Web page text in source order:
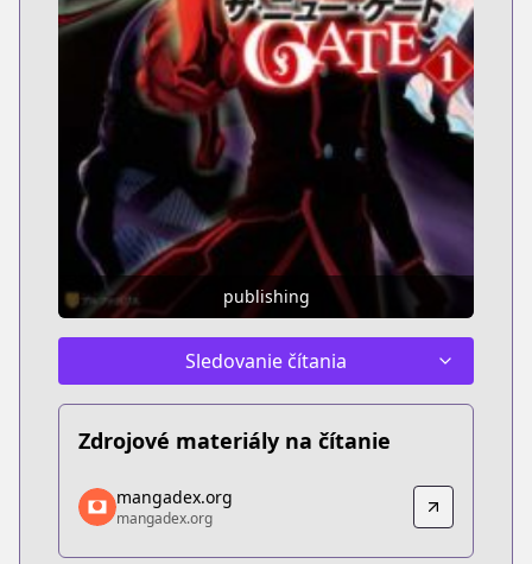
publishing
Sledovanie čítania
Zdrojové materiály na čítanie
mangadex.org
mangadex.org
https://mangadex.org/title/69e218ec-93eb-4025-
mangadex.org
mangadex.org